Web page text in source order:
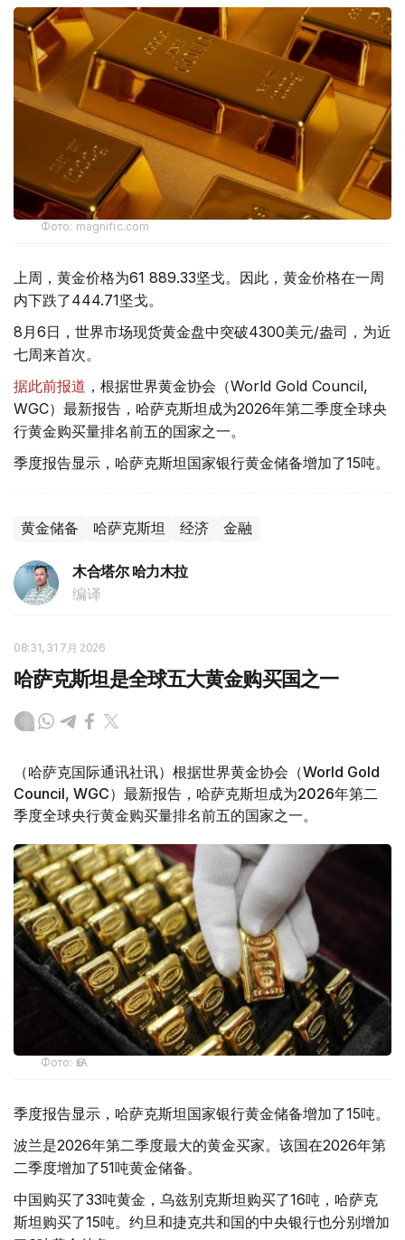
Фото: magnific.com
上周，黄金价格为61 889.33坚戈。因此，黄金价格在一周
内下跌了444.71坚戈。
8月6日，世界市场现货黄金盘中突破4300美元/盎司，为近
七周来首次。
据此前报道 ，根据世界黄金协会（World Gold Council,
WGC）最新报告，哈萨克斯坦成为2026年第二季度全球央
行黄金购买量排名前五的国家之一。
季度报告显示，哈萨克斯坦国家银行黄金储备增加了15吨。
黄金储备 哈萨克斯坦 经济 金融
木合塔尔 哈力木拉
编译
08:31, 31 7月 2026
哈萨克斯坦是全球五大黄金购买国之一
（哈萨克国际通讯社讯）根据世界黄金协会（World Gold
Council, WGC）最新报告，哈萨克斯坦成为2026年第二
季度全球央行黄金购买量排名前五的国家之一。
Фото: ӨзА
季度报告显示，哈萨克斯坦国家银行黄金储备增加了15吨。
波兰是2026年第二季度最大的黄金买家。该国在2026年第
二季度增加了51吨黄金储备。
中国购买了33吨黄金，乌兹别克斯坦购买了16吨，哈萨克
斯坦购买了15吨。约旦和捷克共和国的中央银行也分别增加